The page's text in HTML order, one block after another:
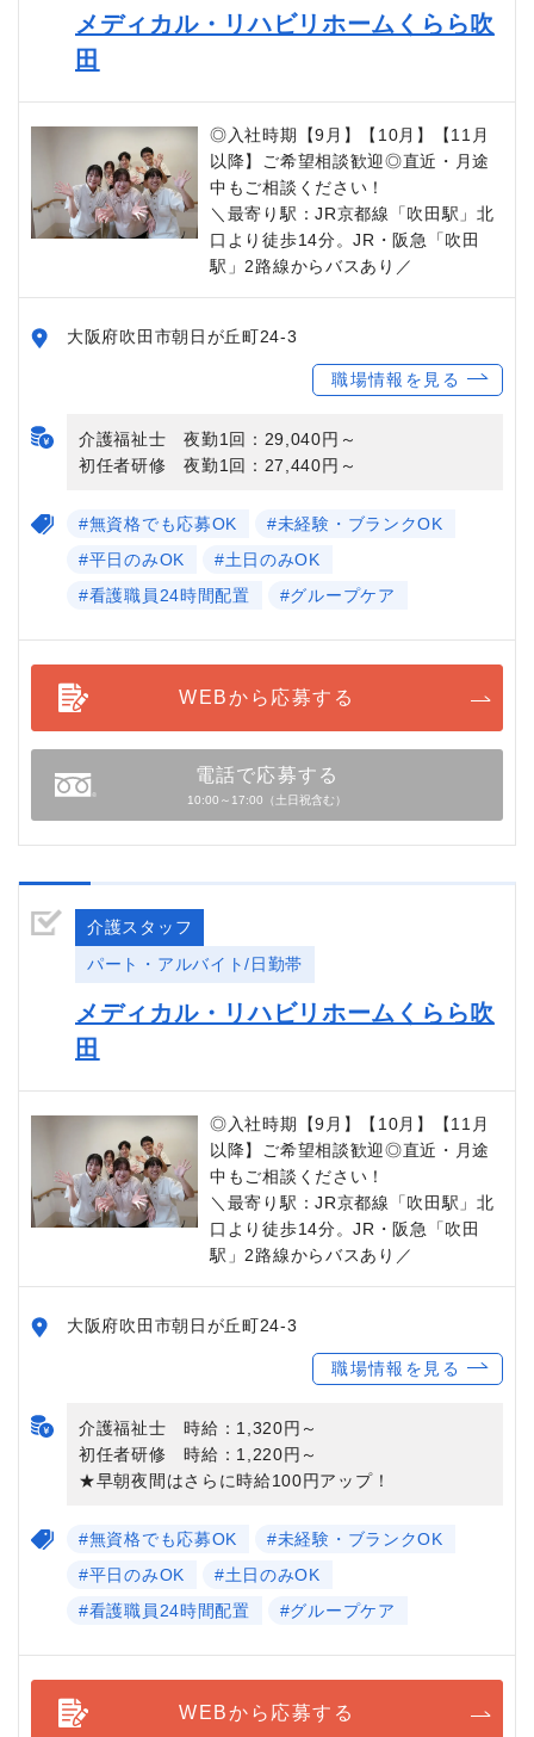
メディカル・リハビリホームくらら吹
田
◎入社時期【9月】【10月】【11月
以降】ご希望相談歓迎◎直近・月途
中もご相談ください！
＼最寄り駅：JR京都線「吹田駅」北
口より徒歩14分。JR・阪急「吹田
駅」2路線からバスあり／
大阪府吹田市朝日が丘町24-3
職場情報を見る
介護福祉士 夜勤1回：29,040円～
初任者研修 夜勤1回：27,440円～
#無資格でも応募OK
#未経験・ブランクOK
#平日のみOK
#土日のみOK
#看護職員24時間配置
#グループケア
WEBから応募する
電話で応募する
10:00～17:00（土日祝含む）
介護スタッフ
パート・アルバイト/日勤帯
メディカル・リハビリホームくらら吹
田
◎入社時期【9月】【10月】【11月
以降】ご希望相談歓迎◎直近・月途
中もご相談ください！
＼最寄り駅：JR京都線「吹田駅」北
口より徒歩14分。JR・阪急「吹田
駅」2路線からバスあり／
大阪府吹田市朝日が丘町24-3
職場情報を見る
介護福祉士 時給：1,320円～
初任者研修 時給：1,220円～
★早朝夜間はさらに時給100円アップ！
#無資格でも応募OK
#未経験・ブランクOK
#平日のみOK
#土日のみOK
#看護職員24時間配置
#グループケア
WEBから応募する